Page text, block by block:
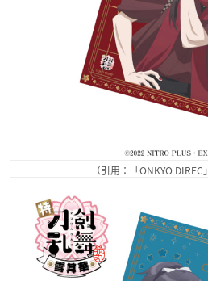
（引用：「ONKYO DIREC」